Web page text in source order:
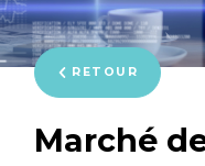
RETOUR
Marché